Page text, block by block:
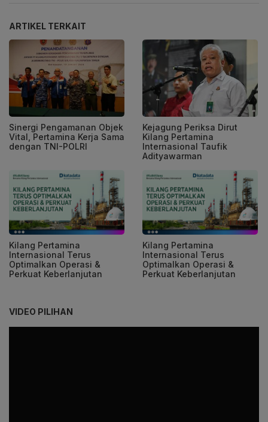
ARTIKEL TERKAIT
Sinergi Pengamanan Objek
Vital, Pertamina Kerja Sama
dengan TNI-POLRI
Kejagung Periksa Dirut
Kilang Pertamina
Internasional Taufik
Adityawarman
Kilang Pertamina
Internasional Terus
Optimalkan Operasi &
Perkuat Keberlanjutan
Kilang Pertamina
Internasional Terus
Optimalkan Operasi &
Perkuat Keberlanjutan
VIDEO PILIHAN